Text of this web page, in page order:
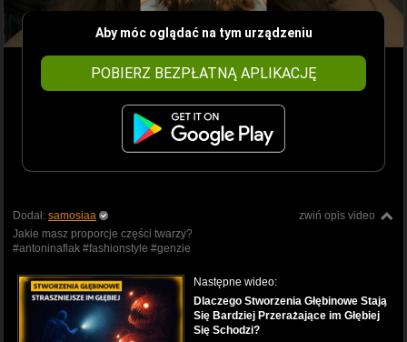
Aby móc oglądać na tym urządzeniu
POBIERZ BEZPŁATNĄ APLIKACJĘ
zwiń opis video
Dodał: samosiaa
Jakie masz proporcje części twarzy?
#antoninaflak #fashionstyle #genzie
Następne wideo:
Dlaczego Stworzenia Głębinowe Stają
Się Bardziej Przerażające im Głębiej
Się Schodzi?